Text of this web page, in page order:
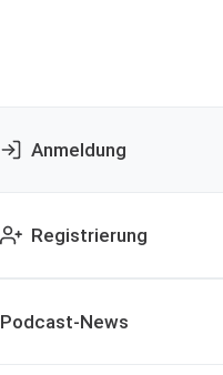
Anmeldung
Registrierung
Podcast-News